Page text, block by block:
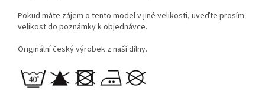
Pokud máte zájem o tento model v jiné velikosti, uveďte prosím
velikost do poznámky k objednávce.
Originální český výrobek z naší dílny.